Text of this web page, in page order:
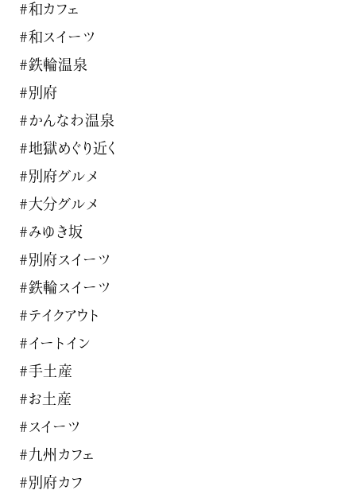
#和カフェ
#和スイーツ
#鉄輪温泉
#別府
#かんなわ温泉
#地獄めぐり近く
#別府グルメ
#大分グルメ
#みゆき坂
#別府スイーツ
#鉄輪スイーツ
#テイクアウト
#イートイン
#手土産
#お土産
#スイーツ
#九州カフェ
#別府カフ